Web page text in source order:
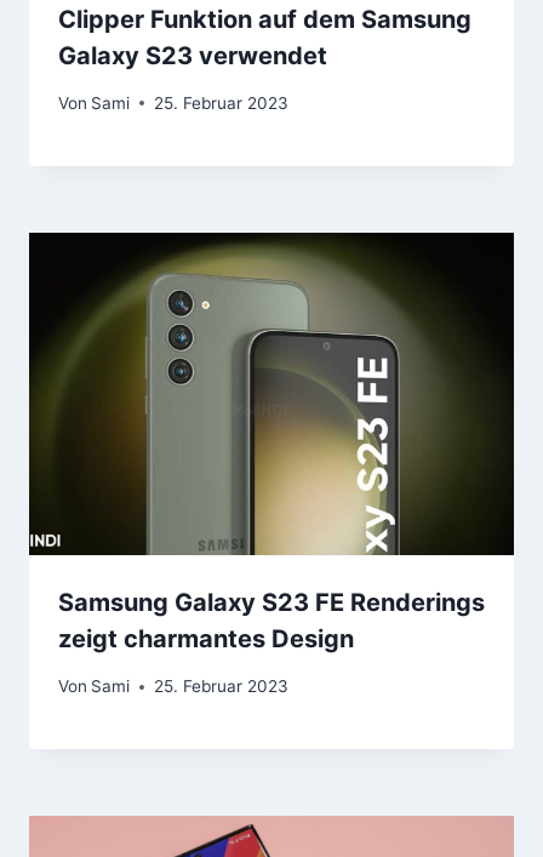
Clipper Funktion auf dem Samsung
Galaxy S23 verwendet
Von Sami 25. Februar 2023
Samsung Galaxy S23 FE Renderings
zeigt charmantes Design
Von Sami 25. Februar 2023